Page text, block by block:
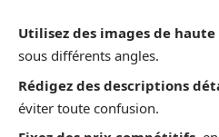
Utilisez des images de
sous différents angles.
Rédigez des descriptions
éviter toute confusion.